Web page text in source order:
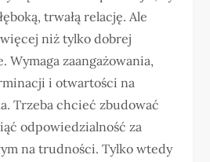
trwałą relację. Ale
niż tylko dobrej
zaangażowania,
i otwartości na
Trzeba chcieć zbudować
odpowiedzialność za
na trudności. Tylko wtedy